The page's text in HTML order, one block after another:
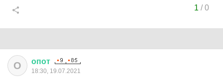
1 /0
О опот
18:30, 19.07.2021